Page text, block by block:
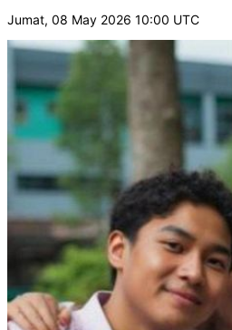
Jumat, 08 May 2026 10:00 UTC